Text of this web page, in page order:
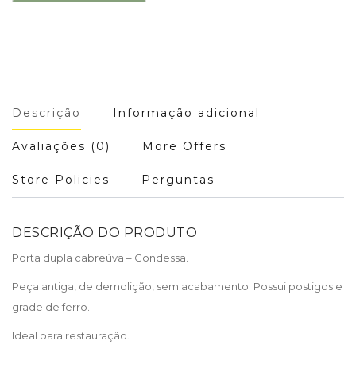
Descrição Informação adicional
Avaliações (0) More Offers
Store Policies Perguntas
DESCRIÇÃO DO PRODUTO
Porta dupla cabreúva – Condessa.
Peça antiga, de demolição, sem acabamento. Possui postigos e
grade de ferro.
Ideal para restauração.